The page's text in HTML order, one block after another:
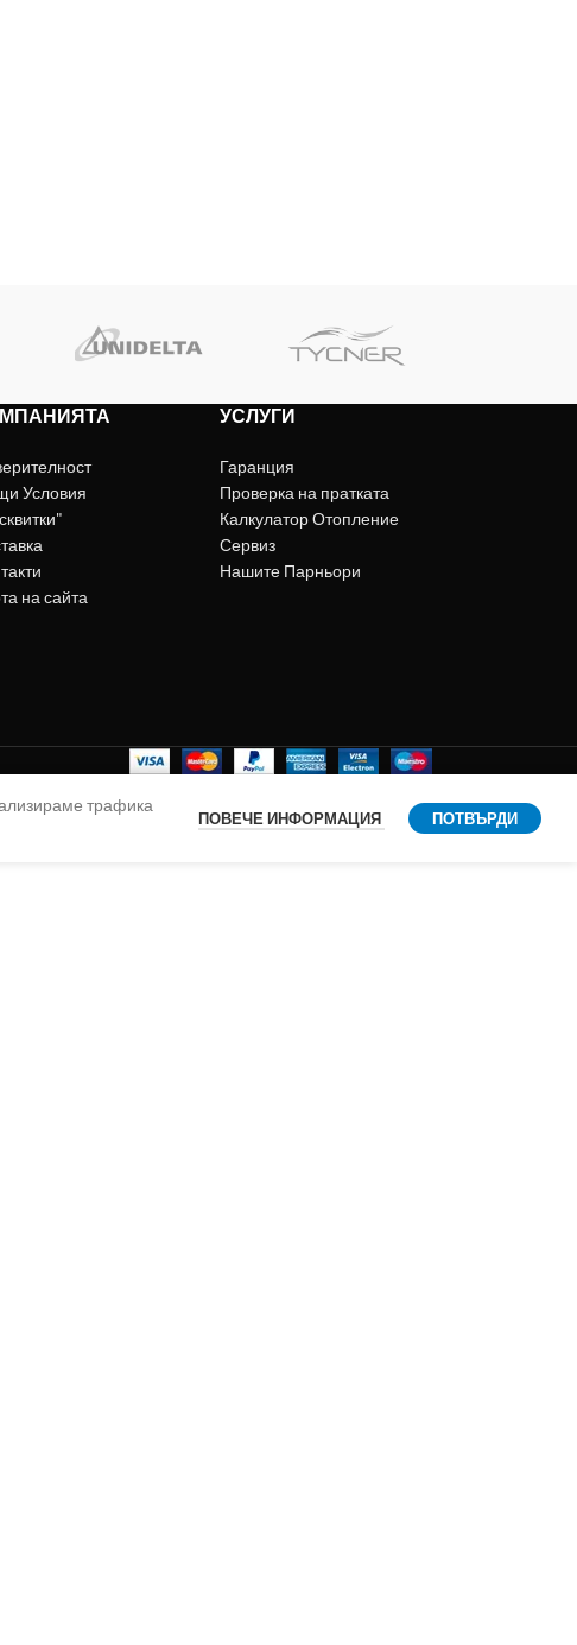
Условия
на сайта
УСЛУГИ
Гаранция
Проверка на пратката
Калкулатор Отопление
Сервиз
Нашите Парньори
трафика
ПОВЕЧЕ ИНФОРМАЦИЯ ПОТВЪРДИ